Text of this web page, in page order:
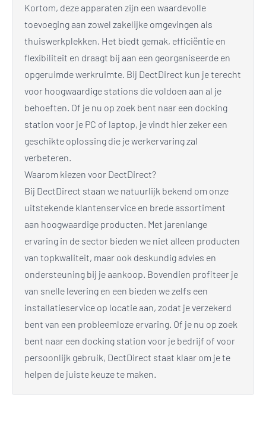
Kortom, deze apparaten zijn een waardevolle
toevoeging aan zowel zakelijke omgevingen als
thuiswerkplekken. Het biedt gemak, efficiëntie en
flexibiliteit en draagt bij aan een georganiseerde en
opgeruimde werkruimte. Bij DectDirect kun je terecht
voor hoogwaardige stations die voldoen aan al je
behoeften. Of je nu op zoek bent naar een docking
station voor je PC of laptop, je vindt hier zeker een
geschikte oplossing die je werkervaring zal
verbeteren.
Waarom kiezen voor DectDirect?
Bij DectDirect staan we natuurlijk bekend om onze
uitstekende klantenservice en brede assortiment
aan hoogwaardige producten. Met jarenlange
ervaring in de sector bieden we niet alleen producten
van topkwaliteit, maar ook deskundig advies en
ondersteuning bij je aankoop. Bovendien profiteer je
van snelle levering en een bieden we zelfs een
installatieservice op locatie aan, zodat je verzekerd
bent van een probleemloze ervaring. Of je nu op zoek
bent naar een docking station voor je bedrijf of voor
persoonlijk gebruik, DectDirect staat klaar om je te
helpen de juiste keuze te maken.